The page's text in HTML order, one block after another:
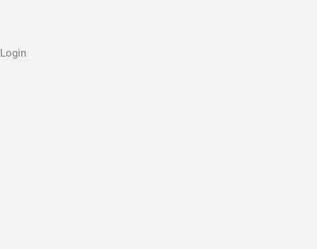
Login